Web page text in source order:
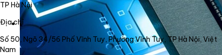
TP Hà Nội
Địa chỉ
Số 50, Ngõ 34/56 Phố Vĩnh Tuy, Phường Vĩnh Tuy, TP Hà Nội, Việt
Nam